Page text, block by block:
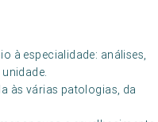
à especialidade: análises,
às várias patologias, da